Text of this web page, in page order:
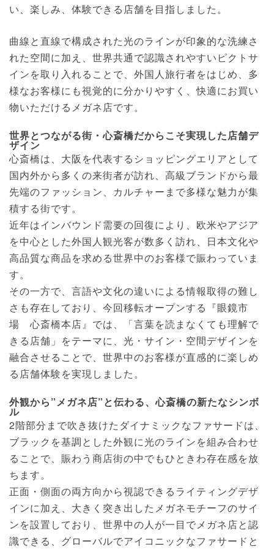
い、楽しみ、体験できる店舗を目指しました。
曲線と直線で構成された光のラインが印象的な洗練さ
れた空間に加え、世界共通で認識されやすいピクトサ
インを取り入れることで、外国人旅行者をはじめ、多
様なお客様にも視覚的に分かりやすく、快適にお買い
物いただけるメガネ店です。
世界とつながる街・心斎橋だからこそ実現した店舗デ
ザイン
心斎橋は、大阪を代表するショッピングエリアとして
国内外から多くの来街者が訪れ、高級ブランドから最
先端のファッション、カルチャーまで多様な魅力が集
積する街です。
近年はインバウンド需要の回復により、欧米やアジア
を中心とした外国人観光客が数多く訪れ、日本文化や
高品質な商品を求める世界中のお客様で賑わっていま
す。
その一方で、言語や文化の違いによる情報取得の難し
さも存在しており、今回移転オープンする『眼鏡市
場 心斎橋本店』では、「言葉を読まなくても理解で
きる店舗」をテーマに、光・サイン・空間デザインを
融合させることで、世界中のお客様が直感的に楽しめ
る店舗体験を実現しました。
外観から”メガネ店”と伝わる、心斎橋の新たなシンボ
ル
2階部分まで吹き抜けたダイナミックなファサードは、
ブラックを基調とした外観に光のラインを組み合わせ
ることで、賑わう商店街の中でもひときわ存在感を放
ちます。
正面・側面の両方向から視認できるライティングデザ
インに加え、大きく突き出したメガネモチーフのサイ
ンを設置しており、世界中の人が一目でメガネ店と認
識できる、グローバルでアイコニックなファサードと